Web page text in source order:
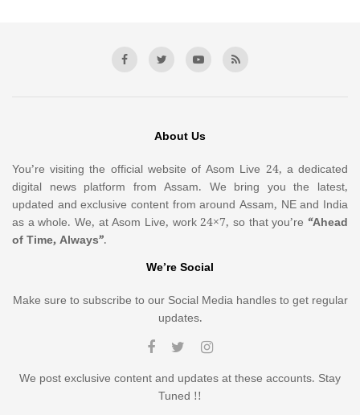
About Us
You’re visiting the official website of Asom Live 24, a dedicated
digital news platform from Assam. We bring you the latest,
updated and exclusive content from around Assam, NE and India
as a whole. We, at Asom Live, work 24×7, so that you’re “Ahead
of Time, Always”.
We’re Social
Make sure to subscribe to our Social Media handles to get regular
updates.
We post exclusive content and updates at these accounts. Stay
Tuned !!